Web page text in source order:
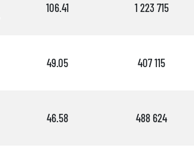
106.41 1 223 715
49.05 407 115
46.58 488 624